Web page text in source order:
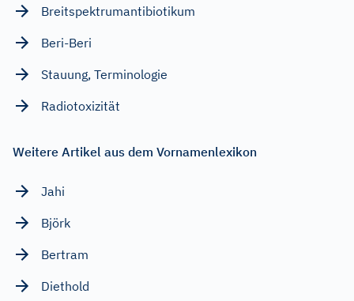
Breitspektrumantibiotikum
Beri-Beri
Stauung, Terminologie
Radiotoxizität
Weitere Artikel aus dem Vornamenlexikon
Jahi
Björk
Bertram
Diethold